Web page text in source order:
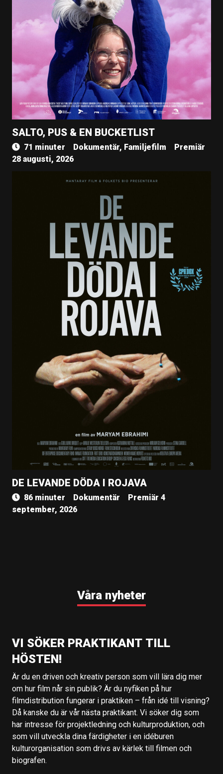
SALTO, PUS & EN BUCKETLIST
71 minuter Dokumentär, Familjefilm
Premiär
28 augusti, 2026
DE LEVANDE DÖDA I ROJAVA
86 minuter Dokumentär
Premiär 4
september, 2026
Våra nyheter
VI SÖKER PRAKTIKANT TILL
HÖSTEN!
Är du en driven och kreativ person som vill lära dig mer
om hur film når sin publik? Är du nyfiken på hur
filmdistribution fungerar i praktiken – från idé till visning?
Då kanske du är vår nästa praktikant. Vi söker dig som
har intresse för projektledning och kulturproduktion, och
som vill utveckla dina färdigheter i en idéburen
kulturorganisation som drivs av kärlek till filmen och
biografen.